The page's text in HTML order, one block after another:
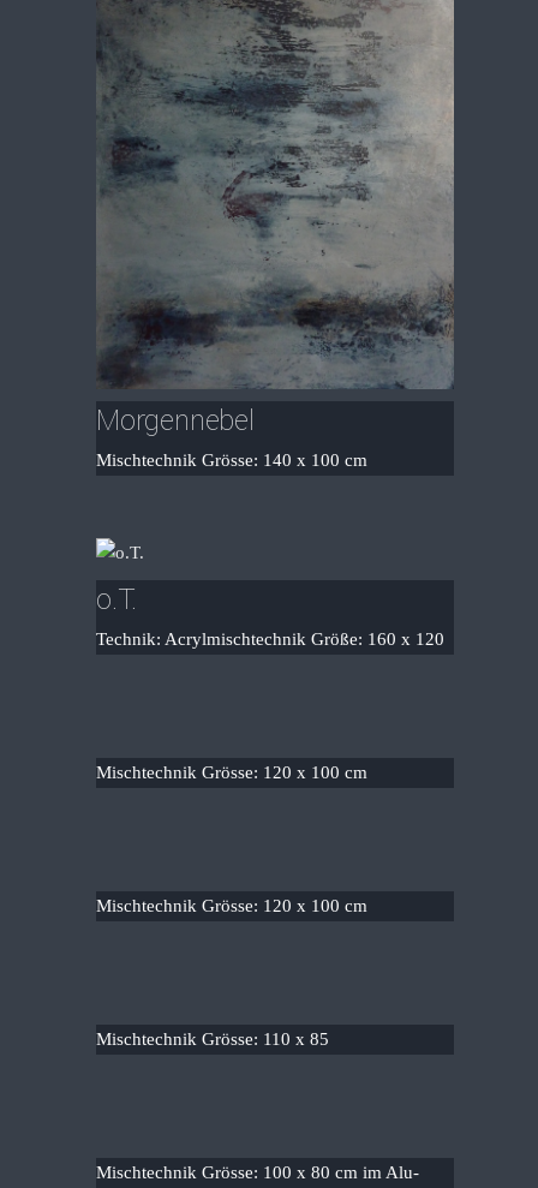
Morgennebel
Mischtechnik Grösse: 140 x 100 cm
o.T.
Technik: Acrylmischtechnik Größe: 160 x 120
Mischtechnik Grösse: 120 x 100 cm
Mischtechnik Grösse: 120 x 100 cm
Mischtechnik Grösse: 110 x 85
Mischtechnik Grösse: 100 x 80 cm im Alu-